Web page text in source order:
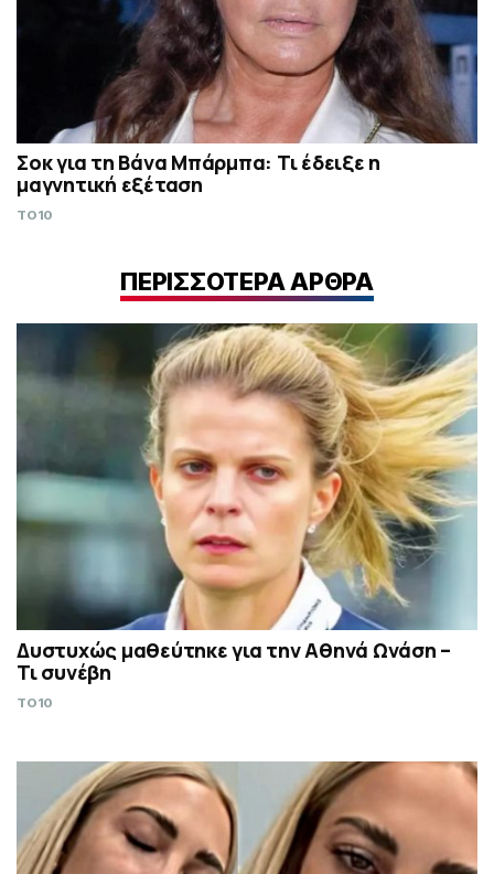
Σoκ για τη Βάνα Μπάρμπα: Τι έδειξε η
μαγνητική εξέταση
TO10
ΠΕΡΙΣΣΟΤΕΡΑ ΑΡΘΡΑ
Δυστυχώς μαθεύτηκε για την Αθηνά Ωνάση –
Τι συνέβη
TO10